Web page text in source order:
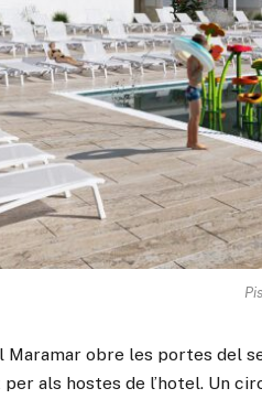
Maramar obre les portes del
per als hostes de l’hotel. Un